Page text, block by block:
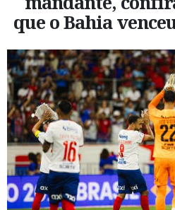
que o Bahia